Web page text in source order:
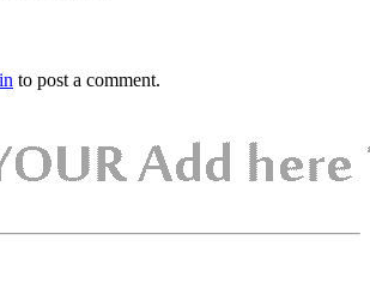
to post a comment.